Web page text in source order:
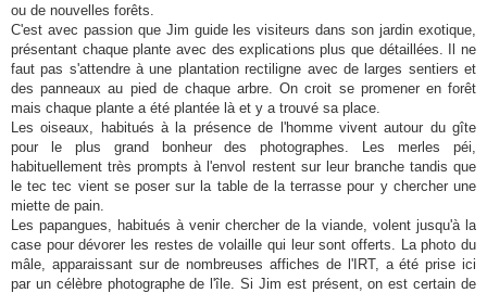
ou de nouvelles forêts.
C'est avec passion que Jim guide les visiteurs dans son jardin exotique,
présentant chaque plante avec des explications plus que détaillées. Il ne
faut pas s'attendre à une plantation rectiligne avec de larges sentiers et
des panneaux au pied de chaque arbre. On croit se promener en forêt
mais chaque plante a été plantée là et y a trouvé sa place.
Les oiseaux, habitués à la présence de l'homme vivent autour du gîte
pour le plus grand bonheur des photographes. Les merles péi,
habituellement très prompts à l'envol restent sur leur branche tandis que
le tec tec vient se poser sur la table de la terrasse pour y chercher une
miette de pain.
Les papangues, habitués à venir chercher de la viande, volent jusqu'à la
case pour dévorer les restes de volaille qui leur sont offerts. La photo du
mâle, apparaissant sur de nombreuses affiches de l'IRT, a été prise ici
par un célèbre photographe de l'île. Si Jim est présent, on est certain de